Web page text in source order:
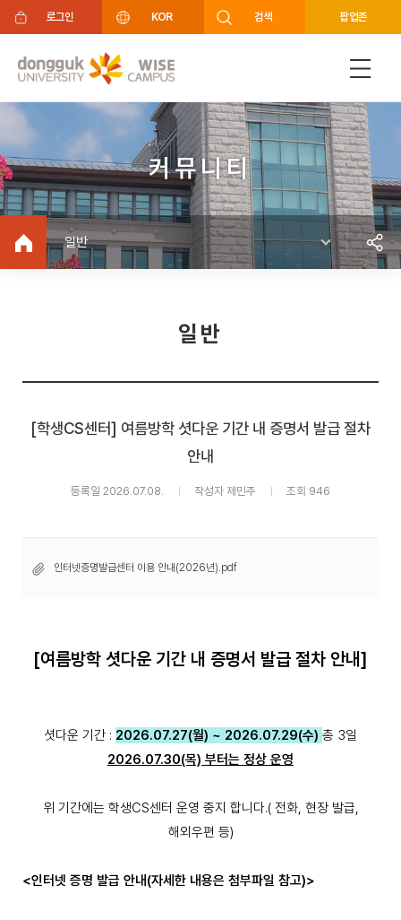
주메뉴 바로가기
푸터 바로가기
로그인 KOR 검색 팝업존
커뮤니티
일반
일반
[학생CS센터] 여름방학 셧다운 기간 내 증명서 발급 절차
안내
등록일 2026.07.08. 작성자 제민주 조회 946
인터넷증명발급센터 이용 안내(2026년).pdf
[여름방학 셧다운 기간 내 증명서 발급 절차 안내]
셧다운 기간 : 2026.07.27(월) ~ 2026.07.29(수) 총 3일
2026.07.30(목) 부터는 정상 운영
위 기간에는 학생CS센터 운영 중지 합니다.( 전화, 현장 발급,
해외우편 등)
<인터넷 증명 발급 안내(자세한 내용은 첨부파일 참고)>